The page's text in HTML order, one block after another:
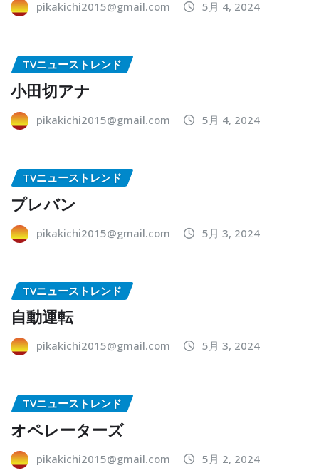
pikakichi2015@gmail.com 5月 4, 2024
TVニューストレンド
小田切アナ
pikakichi2015@gmail.com 5月 4, 2024
TVニューストレンド
プレバン
pikakichi2015@gmail.com 5月 3, 2024
TVニューストレンド
自動運転
pikakichi2015@gmail.com 5月 3, 2024
TVニューストレンド
オペレーターズ
pikakichi2015@gmail.com 5月 2, 2024